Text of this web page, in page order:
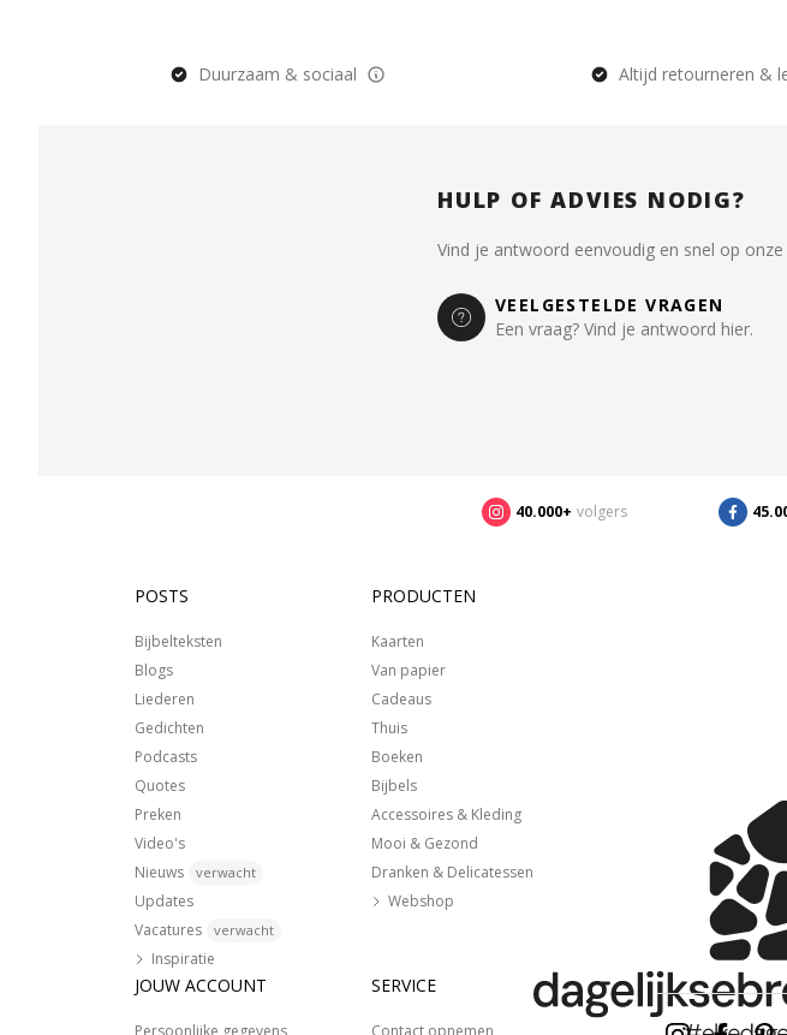
Duurzaam & sociaal Altijd retourneren &
HULP OF ADVIES NODIG?
Vind je antwoord eenvoudig en snel op onze
VEELGESTELDE VRAGEN
Een vraag? Vind je antwoord hier.
40.000+ volgers
POSTS
Bijbelteksten
Blogs
Liederen
Gedichten
Podcasts
Quotes
Preken
Video's
Nieuws
verwacht
Updates
Vacatures
verwacht
Inspiratie
PRODUCTEN
Kaarten
Van papier
Cadeaus
Thuis
Boeken
Bijbels
Accessoires & Kleding
Mooi & Gezond
Dranken & Delicatessen
Webshop
JOUW ACCOUNT
Persoonlijke gegevens
SERVICE
Contact opnemen